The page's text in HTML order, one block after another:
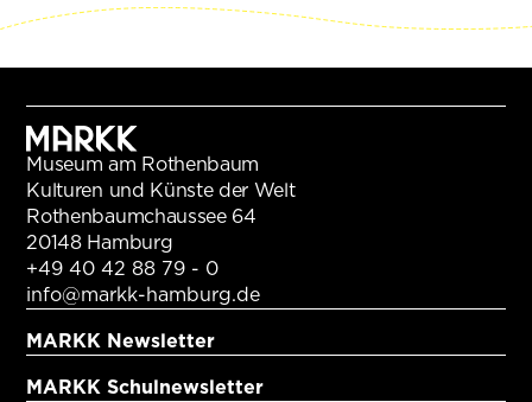
Museum am Rothenbaum
Kulturen und Künste der Welt
Rothenbaumchaussee 64
20148 Hamburg
+49 40 42 88 79 - 0
info@markk-hamburg.de
MARKK Newsletter
MARKK Schulnewsletter